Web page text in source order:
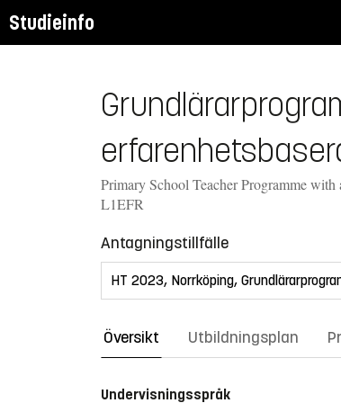
Studieinfo
Primary School Teacher Programme
L1EFR
Antagningstillfälle
Översikt Utbildningsplan
Undervisningsspråk